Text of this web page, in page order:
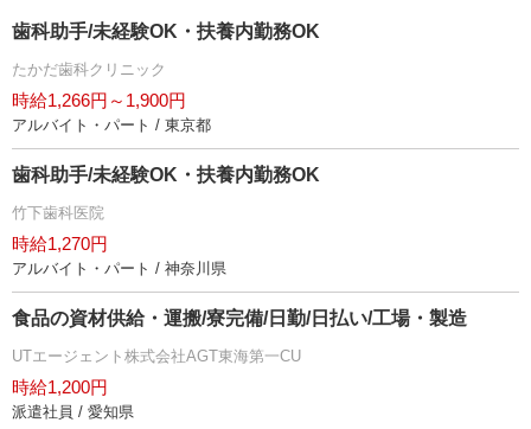
歯科助手/未経験OK・扶養内勤務OK
たかだ歯科クリニック
時給1,266円～1,900円
アルバイト・パート / 東京都
歯科助手/未経験OK・扶養内勤務OK
竹下歯科医院
時給1,270円
アルバイト・パート / 神奈川県
食品の資材供給・運搬/寮完備/日勤/日払い/工場・製造
UTエージェント株式会社AGT東海第一CU
時給1,200円
派遣社員 / 愛知県